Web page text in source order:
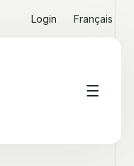
Login Français